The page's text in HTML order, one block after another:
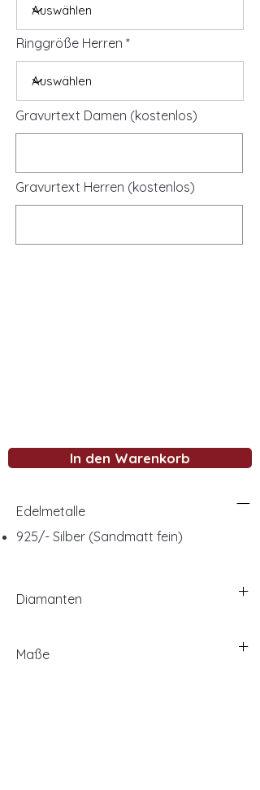
Ringgröße Herren
Gravurtext Damen (kostenlos)
Gravurtext Herren (kostenlos)
In den Warenkorb
Edelmetalle
925/- Silber (Sandmatt fein)
Diamanten
Maße